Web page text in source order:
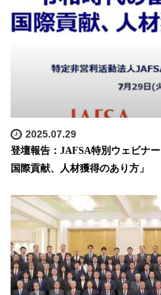
2025.07.29
登壇報告：JAFSA特別ウェビナ
国際貢献、人材獲得のあり方」